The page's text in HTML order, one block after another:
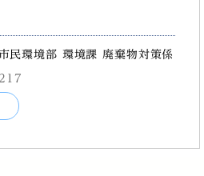
民環境部 環境課 廃棄物対策係